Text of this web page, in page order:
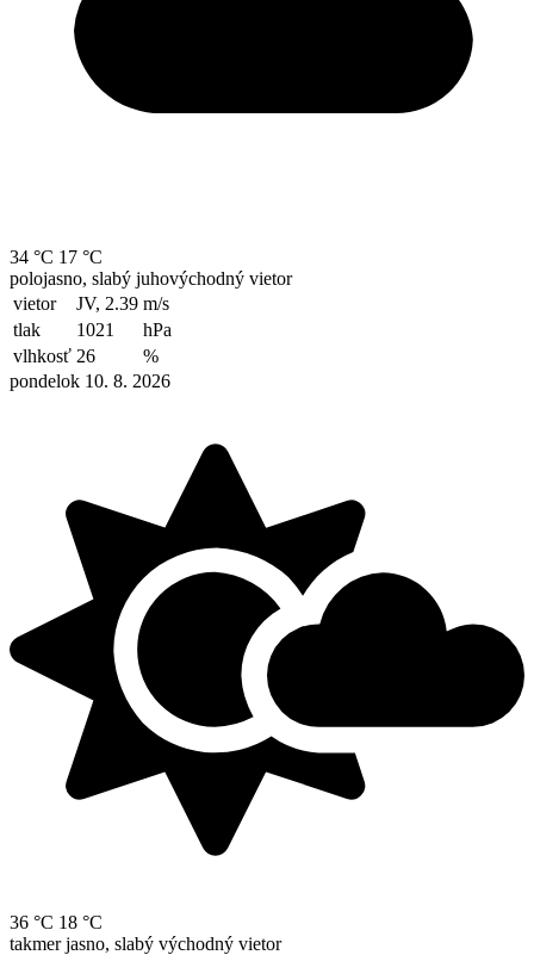
34 °C 17 °C
polojasno, slabý juhovýchodný vietor
vietor
JV, 2.39 m/s
tlak
1021
hPa
vlhkosť 26
%
pondelok 10. 8. 2026
36 °C 18 °C
takmer jasno, slabý východný vietor